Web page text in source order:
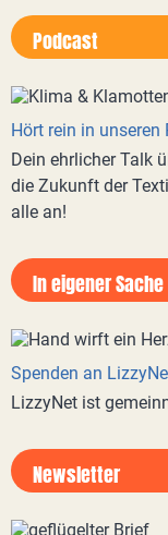
Podcast
Hört rein in
Dein ehrlicher Talk
die Zukunft der
alle an!
In eigener Sache
Spenden an
LizzyNet ist
Newsletter